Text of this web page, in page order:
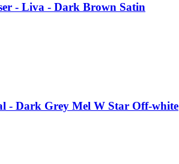
- Liva - Dark Brown Satin
- Dark Grey Mel W Star Off-white